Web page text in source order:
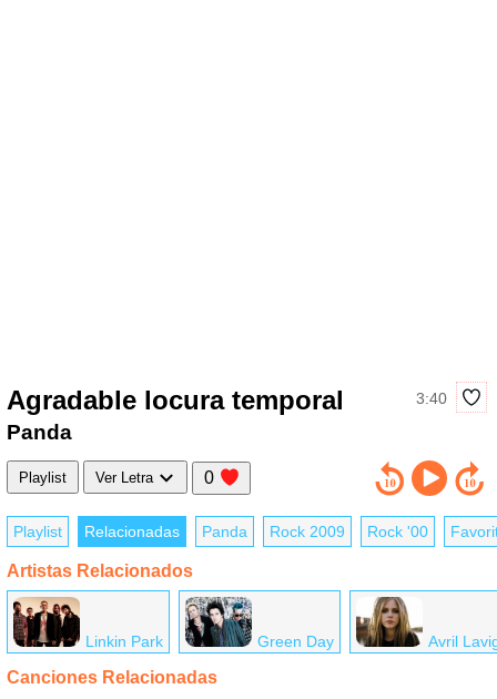
Agradable locura temporal 3:40
Panda
Playlist Ver Letra 0
Playlist Relacionadas Panda Rock 2009 Rock '00
Artistas Relacionados
Linkin Park Green Day Avril
Canciones Relacionadas